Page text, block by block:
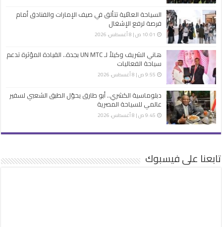
السياحة العائلية تتألق في صيف الإمارات والفنادق أمام
فرصة لرفع الإشغال
10:01 ص | 8 أغسطس، 2026
هاني الشريف وكيلاً لـ UN MTC بجدة.. القيادة المؤثرة تدعم
سياحة الفعاليات
9:55 ص | 8 أغسطس، 2026
دبلوماسية الكشري.. أبو طارق يحوّل الطبق الشعبي لسفير
عالمي للسياحة المصرية
9:45 ص | 8 أغسطس، 2026
تابعنا على فيسبوك